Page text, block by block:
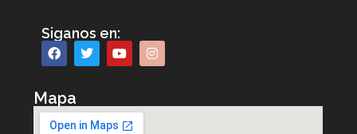
Siganos en:
Mapa